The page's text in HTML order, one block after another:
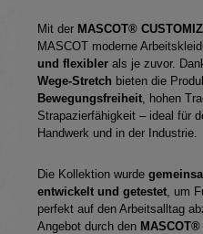
Mit der MASCOT®
MASCOT moderne
und flexibler als je zuvor.
Wege-Stretch bieten die
Bewegungsfreiheit, hohen
Strapazierfähigkeit – ideal für
Handwerk und in der Industrie.
Die Kollektion wurde
entwickelt und getestet , um
perfekt auf den Arbeitsalltag
Angebot durch den